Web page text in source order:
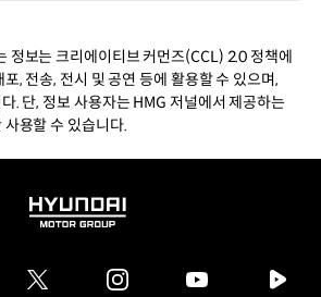
정보는 크리에이티브 커먼즈(CCL) 2.0 정책에
, 전송, 전시 및 공연 등에 활용할 수 있으며,
. 단, 정보 사용자는 HMG 저널에서 제공하는
용할 수 있습니다.
HYUNDAI
GROUP